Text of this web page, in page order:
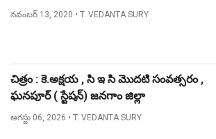
నవంబర్ 13, 2020 • T. VEDANTA SURY
చిత్రం : కె.అక్షయ , సి ఇ సి మొదటి సంవత్సరం ,
ఘనపూర్ ( స్టేషన్) జనగాం జిల్లా
ఆగస్టు 06, 2026 • T. VEDANTA SURY